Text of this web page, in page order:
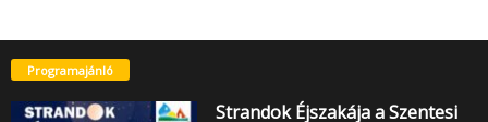
Programajánló
Strandok Éjszakája a Szentesi